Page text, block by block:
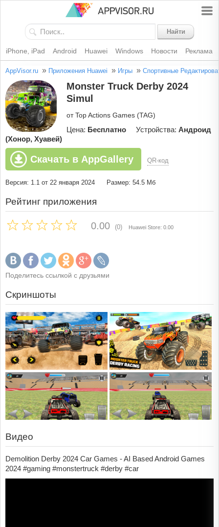
Найти
iPhone, iPad Android Huawei Windows Новости Реклама
AppVisor.ru » Приложения Huawei » Игры » Спортивные
Monster Truck Derby 2024
Simul
от Top Actions Games (TAG)
Цена: Бесплатно Устройства: Андроид
(Хонор, Хуавей)
Скачать в AppGallery QR-код
Версия: 1.1 от 22 января 2024 Размер: 54.5 Мб
Рейтинг приложения
0.00 (0) Huawei Store: 0.00
Поделитесь ссылкой с друзьями
Скриншоты
Видео
Demolition Derby 2024 Car Games - AI Based Android Games
2024 #gaming #monstertruck #derby #car